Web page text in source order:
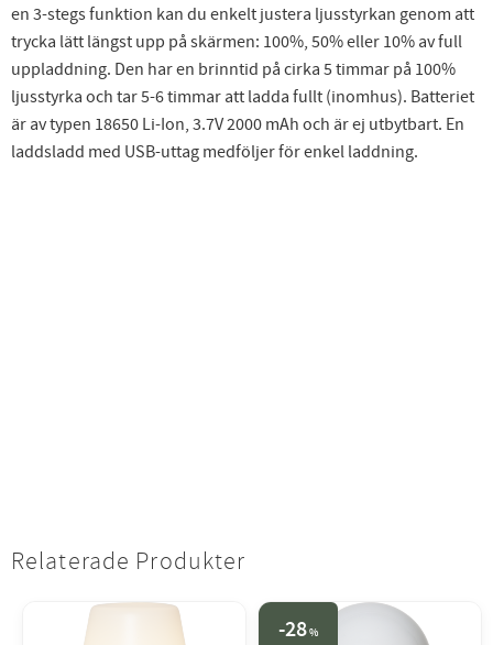
en 3-stegs funktion kan du enkelt justera ljusstyrkan genom att
trycka lätt längst upp på skärmen: 100%, 50% eller 10% av full
uppladdning. Den har en brinntid på cirka 5 timmar på 100%
ljusstyrka och tar 5-6 timmar att ladda fullt (inomhus). Batteriet
är av typen 18650 Li-Ion, 3.7V 2000 mAh och är ej utbytbart. En
laddsladd med USB-uttag medföljer för enkel laddning.
Relaterade Produkter
28%